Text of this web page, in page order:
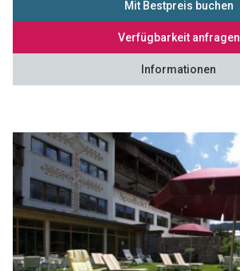
Mit Bestpreis buchen
Verfügbarkeit anfragen
Informationen